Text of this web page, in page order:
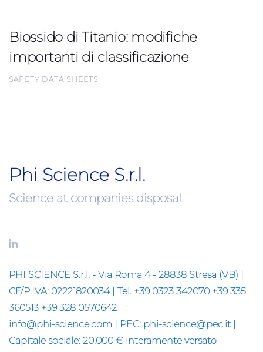
Biossido di Titanio: modifiche
importanti di classificazione
SAFETY DATA SHEETS
Phi Science S.r.l.
Science at companies disposal.
PHI SCIENCE S.r.l. - Via Roma 4 - 28838 Stresa (VB) |
CF/P.IVA: 02221820034 | Tel. +39 0323 342070 +39 335
360513 +39 328 0570642
info@phi-science.com | PEC: phi-science@pec.it |
Capitale sociale: 20.000 € interamente versato